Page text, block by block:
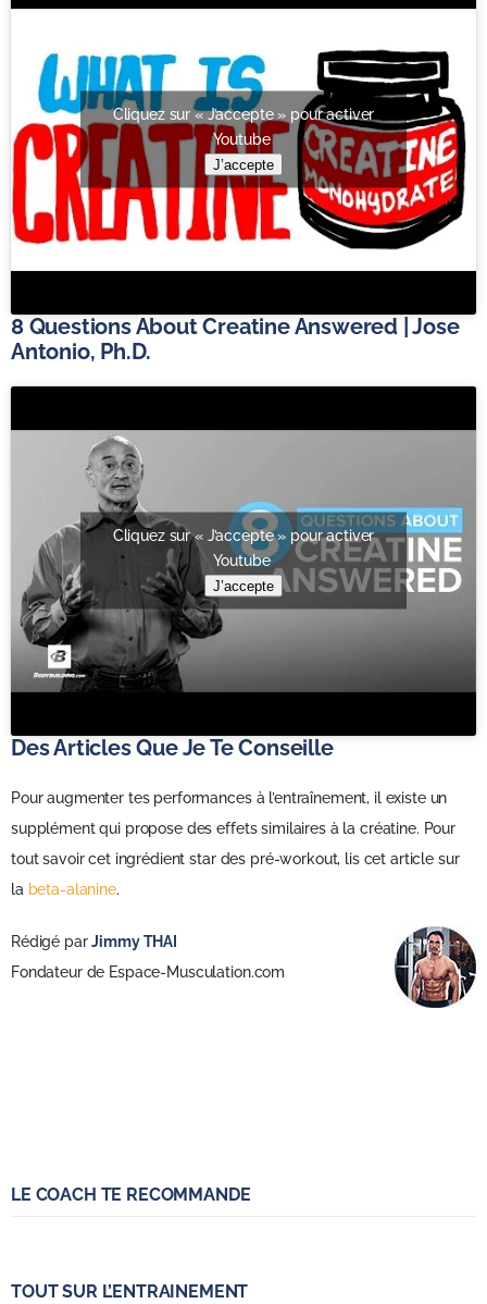
Cliquez sur « J’accepte » pour activer
Youtube
J’accepte
8 Questions About Creatine Answered | Jose
Antonio, Ph.D.
Cliquez sur « J’accepte » pour activer
Youtube
J’accepte
Des Articles Que Je Te Conseille
Pour augmenter tes performances à l’entraînement, il existe un
supplément qui propose des effets similaires à la créatine. Pour
tout savoir cet ingrédient star des pré-workout, lis cet article sur
la beta-alanine.
Rédigé parJimmy THAI
Fondateur de Espace-Musculation.com
LE COACH TE RECOMMANDE
TOUT SUR L’ENTRAINEMENT